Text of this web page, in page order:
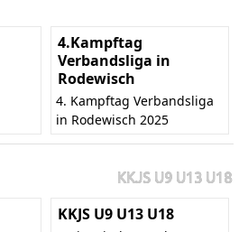
4.Kampftag
Verbandsliga in
Rodewisch
4. Kampftag Verbandsliga
in Rodewisch 2025
KKJS U9 U13 U18
KKJS U9 U13 U18